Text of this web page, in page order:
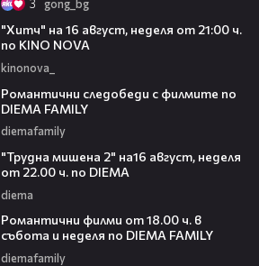
3 gong_bg
"Хитч" на 16 август, неделя от 21:00 ч.
по KINO NOVA
kinonova_
Романтични следобеди с филмите по
DIEMA FAMILY
diemafamily
"Трудна мишена 2" на16 август, неделя
от 22.00 ч. по DIEMA
diema
Романтични филми от 18.00 ч. в
събота и неделя по DIEMA FAMILY
diemafamily